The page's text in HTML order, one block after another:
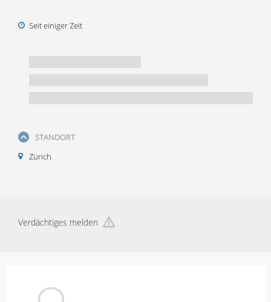
Seit einiger Zeit
STANDORT
Zürich
Verdächtiges melden